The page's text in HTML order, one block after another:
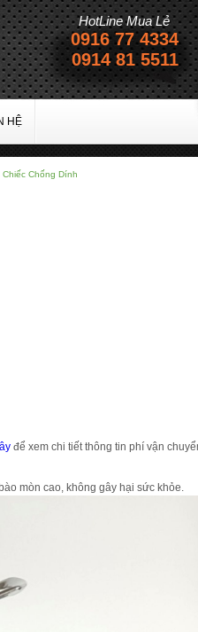
HotLine Mua Lẻ
0916 77 4334
0914 81 5511
HỆ
Chống Dính
để xem chi tiết thông tin phí vận
mòn cao, không gây hại sức khỏe.